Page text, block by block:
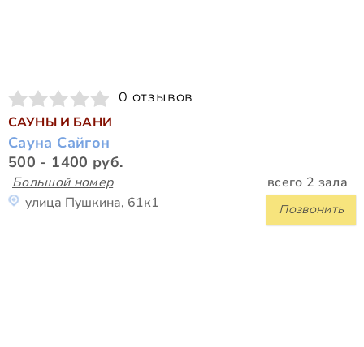
0 отзывов
САУНЫ И БАНИ
Сауна Сайгон
500 - 1400 руб.
Большой номер всего 2 зала
Позвонить
улица Пушкина, 61к1